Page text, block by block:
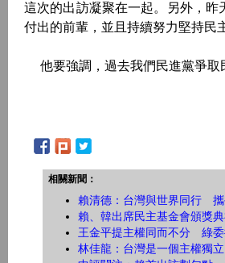
這次的出訪凝聚在一起。另外，昨
付出的前輩，並且持續努力堅持民
他要強調，過去我們民進黨爭取
相關新聞：
賴清德：台灣與世界同行 攜
賴、韓出席民主基金會頒獎
王金平提主權同而不分 綠委
林佳龍：台灣是一個主權獨